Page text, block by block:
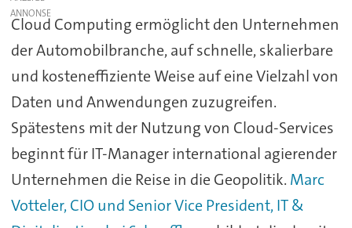
Cloud Computing ermöglicht den Unternehmen
der Automobilbranche, auf schnelle, skalierbare
und kosteneffiziente Weise auf eine Vielzahl von
Daten und Anwendungen zuzugreifen.
Spätestens mit der Nutzung von Cloud-Services
beginnt für IT-Manager international agierender
Unternehmen die Reise in die Geopolitik. Marc
Votteler, CIO und Senior Vice President, IT &